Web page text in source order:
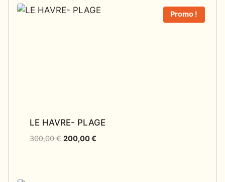
Promo !
LE HAVRE- PLAGE
300,00€ 200,00€